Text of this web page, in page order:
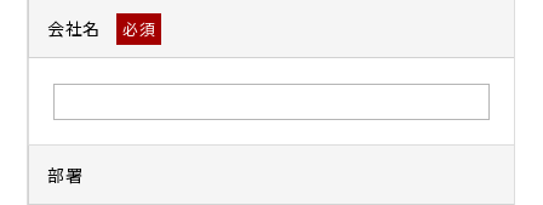
会社名 必須
部署